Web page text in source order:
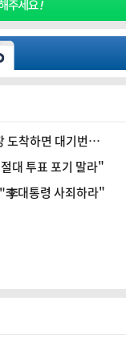
도착하면 대기번호
대 투표 포기 말라"
李대통령 사죄하라"